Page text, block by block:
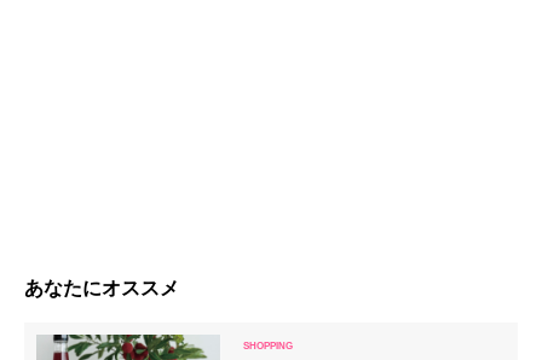
あなたにオススメ